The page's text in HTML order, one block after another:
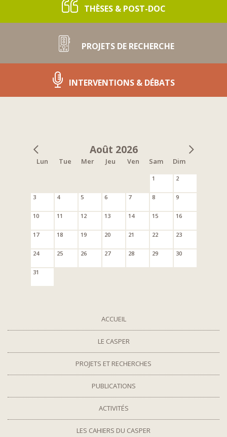
THÈSES & POST-DOC
PROJETS DE RECHERCHE
INTERVENTIONS & DÉBATS
Août 2026
Lun Tue Mer Jeu Ven Sam Dim
1 2
3 4 5 6 7 8 9
10 11 12 13 14 15 16
17 18 19 20 21 22 23
24 25 26 27 28 29 30
31
ACCUEIL
LE CASPER
PROJETS ET RECHERCHES
PUBLICATIONS
ACTIVITÉS
LES CAHIERS DU CASPER